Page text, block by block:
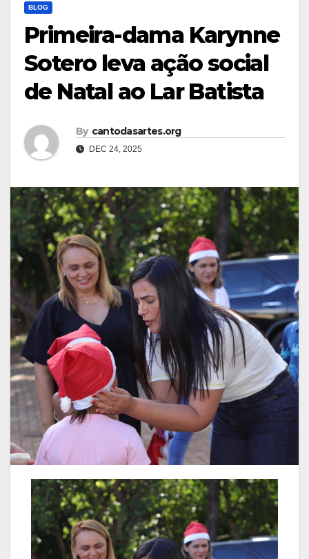
BLOG
Primeira-dama Karynne
Sotero leva ação social
de Natal ao Lar Batista
By cantodasartes.org
DEC 24, 2025